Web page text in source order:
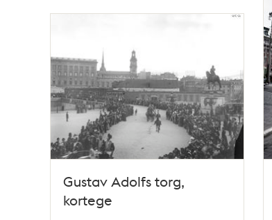
Gustav Adolfs torg,
kortege